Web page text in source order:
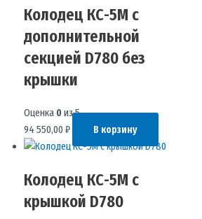
Колодец КС-5М с
дополнительной
секцией D780 без
крышки
Оценка 0 из 5
94 550,00 ₽ В корзину
Колодец КС-5М с
крышкой D780